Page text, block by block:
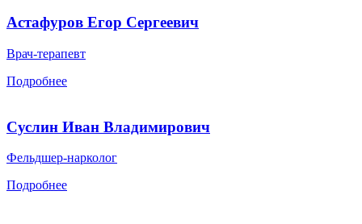
Астафуров Егор Сергеевич
Врач-терапевт
Подробнее
Суслин Иван Владимирович
Фельдшер-нарколог
Подробнее